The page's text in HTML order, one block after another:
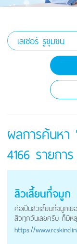
ผลการค้นหา
4166 รายการ
สิวเสี้ยนที่จมูก
คือเป็นสิวเสี้ยนที่จมูกเ
สิวทุกวันเลยครับ ก็มีห
https://